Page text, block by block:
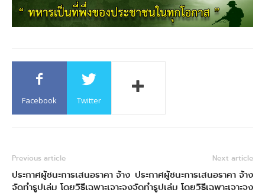
Facebook Twitter
Previous article
ประกาศผู้ชนะการเสนอราคา จ้าง
จัดทำรูปเล่ม โดยวิธีเฉพาะเจาะจง
Next article
ประกาศผู้ชนะการเสนอราคา จ้าง
จัดทำรูปเล่ม โดยวิธีเฉพาะเจาะจง